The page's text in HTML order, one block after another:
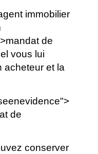
immobilier
de
vous lui
acheteur et la
de
conserver